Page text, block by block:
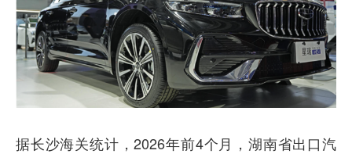
据长沙海关统计，2026年前4个月，湖南省出口汽